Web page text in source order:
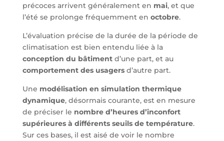
précoces arrivent généralement en mai, et que
l’été se prolonge fréquemment en octobre.
L’évaluation précise de la durée de la période de
climatisation est bien entendu liée à la
conception du bâtimentd’une part, et au
comportement des usagersd’autre part.
Une modélisation en simulation thermique
dynamique, désormais courante, est en mesure
de préciser le nombre d’heures d’inconfort
supérieures à différents seuils de température.
Sur ces bases, il est aisé de voir le nombre